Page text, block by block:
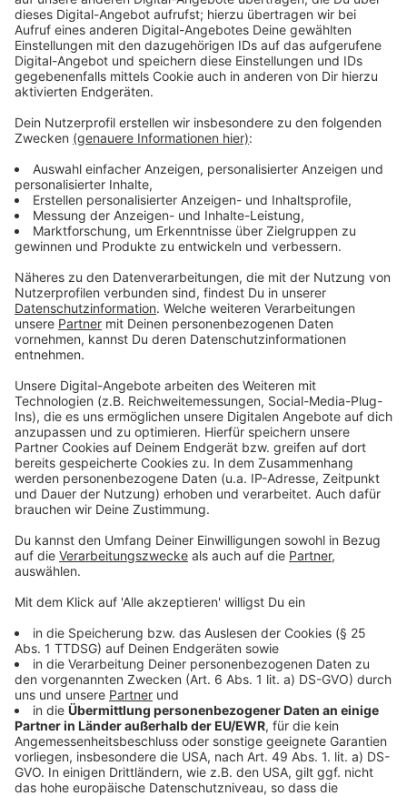
stattfinden muss.
Anzeige
Anzeige
Das Hansahaus ist ein ehemaliges Finanzamtsgebäude,
das die Stadt dem Land NRW abkauft. Dort soll nach
dem Umbau auch das DüsseldorferGesundheitsamt
dann für Wohnungsbau frei.
Anzeige
Weitere Infos und Links zum Thema:
Anzeige
Unsere bisherige Berichterstattung
Die Diskussionen zum Bahnhofsvorplatz laufen schon
lange
Ausbau der Radleitroute 1 läuft
Folge uns für mehr News & Updates:
Anzeige
Livestream|Instagram|Facebook|WhatsApp-Kanal